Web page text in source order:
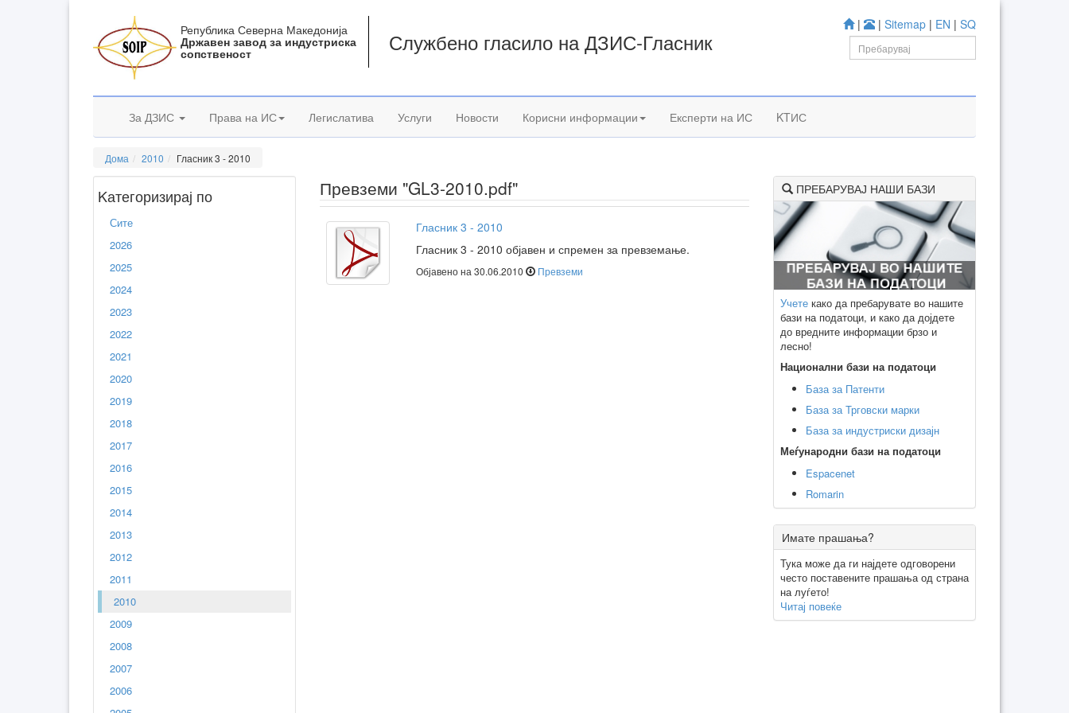
| | Sitemap | EN | SQ
Република Северна Македонија
Државен завод за индустриска
сопственост Службено гласило на ДЗИС-Гласник
За ДЗИС Права на ИС Легислатива Услуги Новости Корисни информации Експерти на ИС KTИС
Дома 2010 Гласник 3 - 2010
Kатегоризирај по
Сите
2026
2025
2024
2023
2022
2021
2020
2019
2018
2017
2016
2015
2014
2013
2012
2011
2010
2009
2008
2007
2006
Превземи "GL3-2010.pdf"
Гласник 3 - 2010
Гласник 3 - 2010 објавен и спремен за превземање.
Објавено на 30.06.2010 Превземи
ПРЕБАРУВАЈ НАШИ БАЗИ
Учете како да пребарувате во нашите
бази на податоци, и како да дојдете
до вредните информации брзо и
лесно!
Национални бази на податоци
База за Патенти
База за Трговски марки
База за индустриски дизајн
Меѓународни бази на податоци
Espacenet
Romarin
Имате прашања?
Тука може да ги најдете одговорени
често поставените прашања од страна
на луѓето!
Читај повеќе